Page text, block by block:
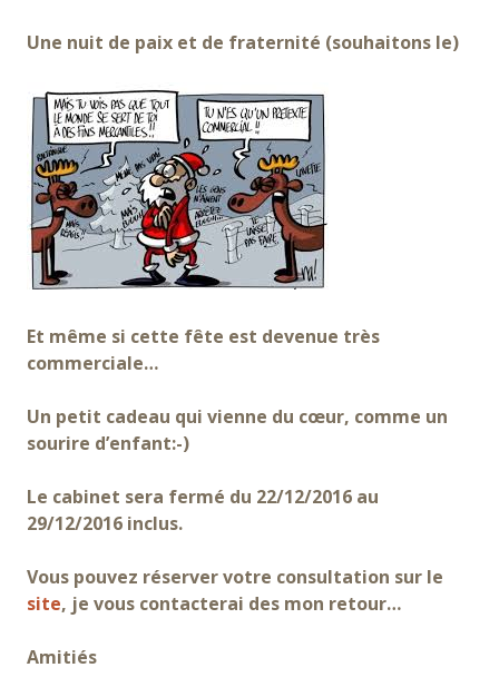
Une nuit de paix et de fraternité (souhaitons le)
Et même si cette fête est devenue très
commerciale…
Un petit cadeau qui vienne du cœur, comme un
sourire d’enfant:-)
Le cabinet sera fermé du 22/12/2016 au
29/12/2016 inclus.
Vous pouvez réserver votre consultation sur le
site, je vous contacterai des mon retour…
Amitiés